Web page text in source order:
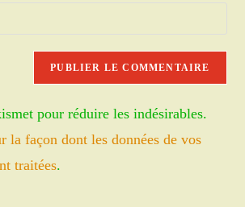
pour réduire les indésirables.
la façon dont les données de vos
traitées.